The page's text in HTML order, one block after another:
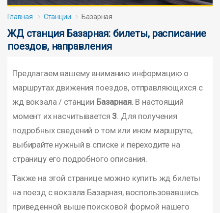
Главная Станции Базарная
ЖД станция Базарная: билеты, расписание
поездов, направления
Предлагаем вашему вниманию информацию о
маршрутах движения поездов, отправляющихся с
жд вокзала / станции Базарная. В настоящий
момент их насчитывается 3 . Для получения
подробных сведений о том или ином маршруте,
выбирайте нужный в списке и переходите на
страницу его подробного описания.
Также на этой странице можно купить жд билеты
на поезд с вокзала Базарная, воспользовавшись
приведенной выше поисковой формой нашего